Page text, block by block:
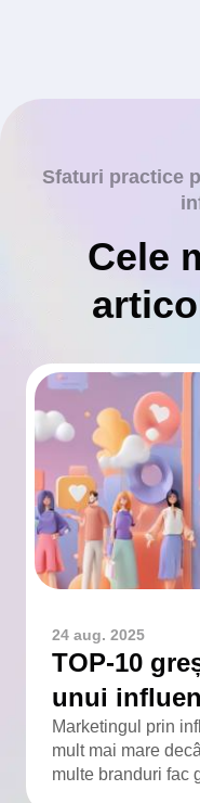
Sfaturi practice
Cele
24 aug. 2025
TOP-10
unui
eviți
Marketingul prin
mult mai mare
multe branduri fac